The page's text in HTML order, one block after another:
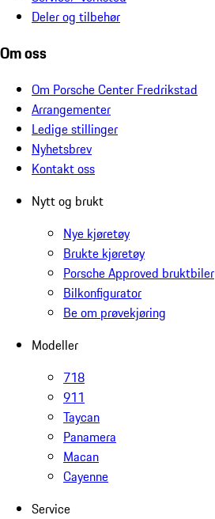
Deler og tilbehør
Om oss
Om Porsche Center Fredrikstad
Arrangementer
Ledige stillinger
Nyhetsbrev
Kontakt oss
Nytt og brukt
Nye kjøretøy
Brukte kjøretøy
Porsche Approved bruktbiler
Bilkonfigurator
Be om prøvekjøring
Modeller
718
911
Taycan
Panamera
Macan
Cayenne
Service